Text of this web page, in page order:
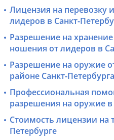
Лицензия на перевозку
лидеров в Санкт-
Разрешение на
ношения от лидеров в
Разрешение на оружие
районе Санкт-Петербурга
Профессиональная
разрешения на оружие в
Стоимость лицензии на
Петербурге